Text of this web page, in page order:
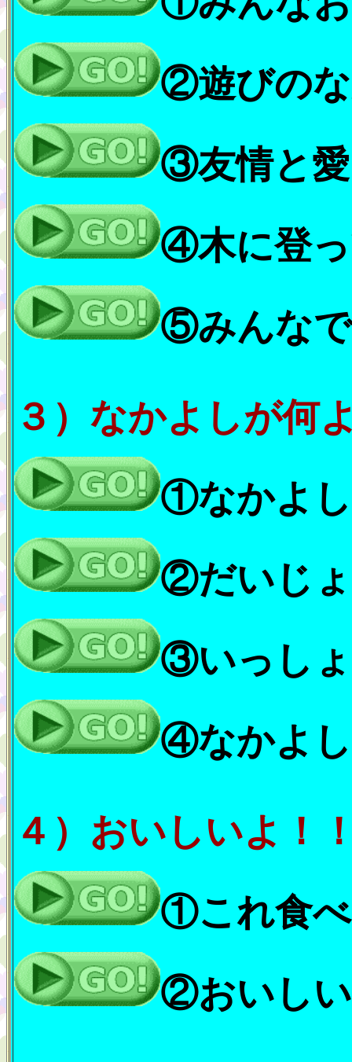
②遊びの
③友情と
④木に登っ
⑤みんな
３）なかよしが何
①なかよ
②だいじ
③いっし
④なかよ
４）おいしいよ！
①これ食
②おいし